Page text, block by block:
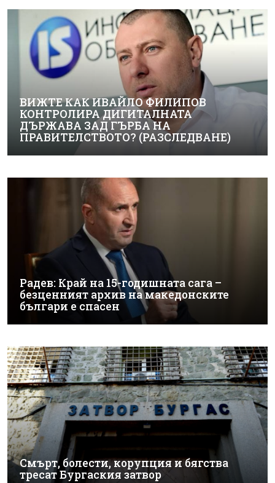
ВИЖТЕ КАК ИВАЙЛО ФИЛИПОВ
КОНТРОЛИРА ДИГИТАЛНАТА
ДЪРЖАВА ЗАД ГЪРБА НА
ПРАВИТЕЛСТВОТО? (РАЗСЛЕДВАНЕ)
Радев: Край на 15-годишната сага –
безценният архив на македонските
българи е спасен
Смърт, болести, корупция и бягства
тресат Бургаския затвор